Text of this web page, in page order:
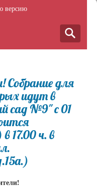
версию
для
идут в
сад №9" с 01
17.00 ч. в